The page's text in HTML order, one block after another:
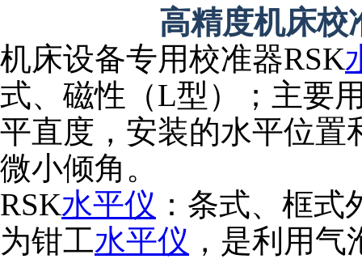
高精度机床
机床设备专用校准器RSK
式、磁性（L型）；主要
平直度，安装的水平位置
微小倾角。
RSK水平仪 ：条式、框
为钳工水平仪 ，是利用